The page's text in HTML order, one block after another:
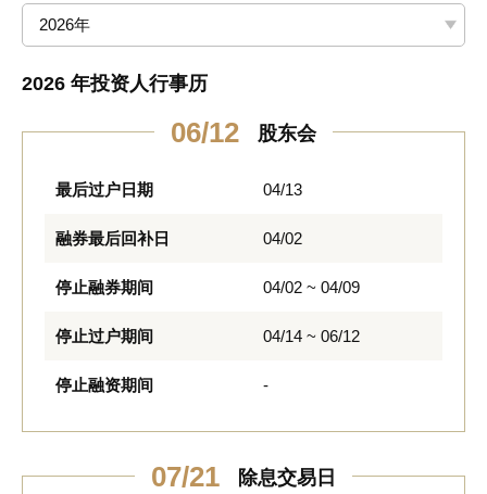
2026年
2026 年投资人行事历
06/12 股东会
最后过户日期 04/13
融券最后回补日 04/02
停止融券期间 04/02 ~ 04/09
停止过户期间 04/14 ~ 06/12
停止融资期间 -
07/21 除息交易日